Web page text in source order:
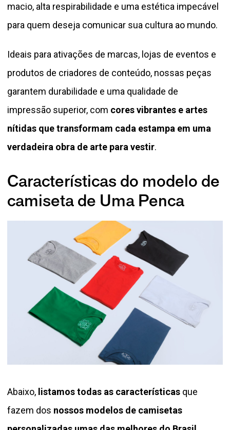
macio, alta respirabilidade e uma estética impecável
para quem deseja comunicar sua cultura ao mundo.
Ideais para ativações de marcas, lojas de eventos e
produtos de criadores de conteúdo, nossas peças
garantem durabilidade e uma qualidade de
impressão superior, com cores vibrantes e artes
nítidas que transformam cada estampa em uma
verdadeira obra de arte para vestir.
Características do modelo de
camiseta de Uma Penca
Abaixo, listamos todas as características que
fazem dos nossos modelos de camisetas